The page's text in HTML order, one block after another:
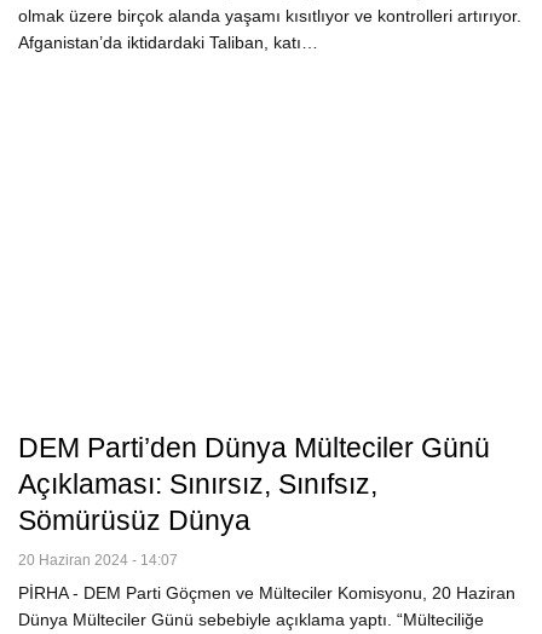
olmak üzere birçok alanda yaşamı kısıtlıyor ve kontrolleri artırıyor.
Afganistan’da iktidardaki Taliban, katı…
DEM Parti’den Dünya Mülteciler Günü
Açıklaması: Sınırsız, Sınıfsız,
Sömürüsüz Dünya
20 Haziran 2024 - 14:07
PİRHA - DEM Parti Göçmen ve Mülteciler Komisyonu, 20 Haziran
Dünya Mülteciler Günü sebebiyle açıklama yaptı. “Mülteciliğe